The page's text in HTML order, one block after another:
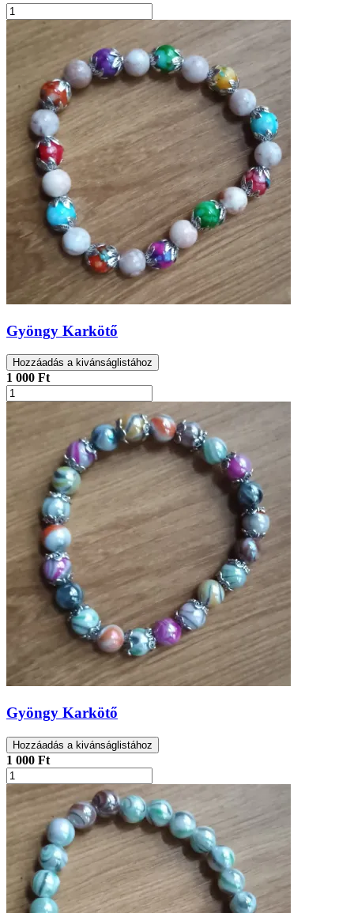
Gyöngy Karkötő
Hozzáadás a kivánságlistához
1 000 Ft
Gyöngy Karkötő
Hozzáadás a kivánságlistához
1 000 Ft